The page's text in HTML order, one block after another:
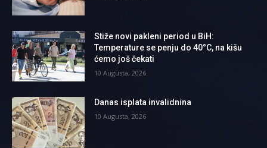
Stiže novi pakleni period u BiH:
Temperature se penju do 40°C, na kišu
ćemo još čekati
10 Augusta, 2026
Danas isplata invalidnina
10 Augusta, 2026